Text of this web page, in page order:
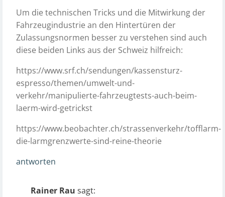
Um die technischen Tricks und die Mitwirkung der
Fahrzeugindustrie an den Hintertüren der
Zulassungsnormen besser zu verstehen sind auch
diese beiden Links aus der Schweiz hilfreich:
https://www.srf.ch/sendungen/kassensturz-
espresso/themen/umwelt-und-
verkehr/manipulierte-fahrzeugtests-auch-beim-
laerm-wird-getrickst
https://www.beobachter.ch/strassenverkehr/tofflarm-
die-larmgrenzwerte-sind-reine-theorie
antworten
Rainer Rau sagt: